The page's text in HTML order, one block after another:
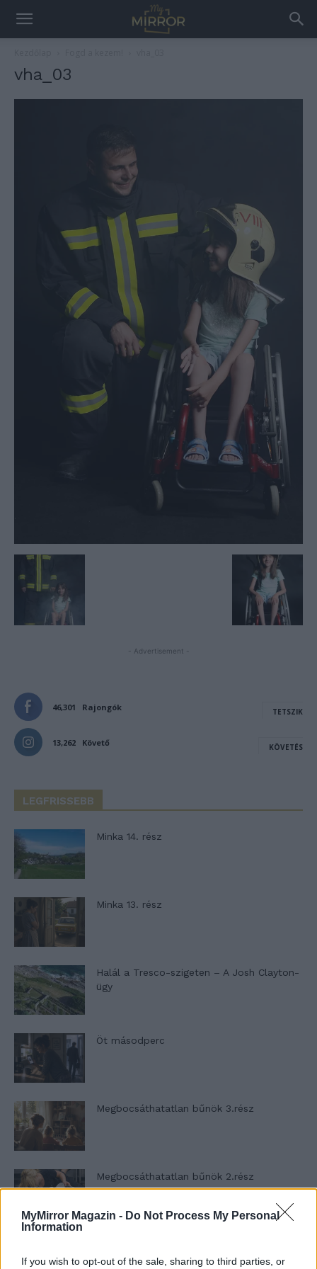
MyMirror Magazin - Do Not Process My Personal
Information
If you wish to opt-out of the sale, sharing to third parties, or
vha_03
- Advertisement -
46,301 Rajongók TETSZIK
13,262 Követő KÖVETÉS
LEGFRISSEBB
Minka 14. rész
Minka 13. rész
Halál a Tresco-szigeten – A Josh Clayton-
ügy
Öt másodperc
Megbocsáthatatlan bűnök 3.rész
Megbocsáthatatlan bűnök 2.rész